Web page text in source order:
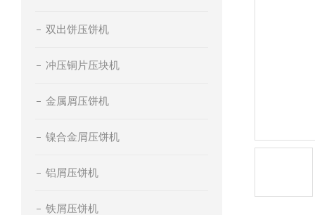
双出饼压饼机
冲压铜片压块机
金属屑压饼机
镍合金屑压饼机
铝屑压饼机
铁屑压饼机